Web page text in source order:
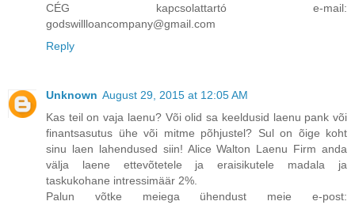
CÉG kapcsolattartó e-mail:
godswillloancompany@gmail.com
Reply
Unknown August 29, 2015 at 12:05 AM
Kas teil on vaja laenu? Või olid sa keeldusid laenu pank või
finantsasutus ühe või mitme põhjustel? Sul on õige koht
sinu laen lahendused siin! Alice Walton Laenu Firm anda
välja laene ettevõtetele ja eraisikutele madala ja
taskukohane intressimäär 2%.
Palun võtke meiega ühendust meie e-post: